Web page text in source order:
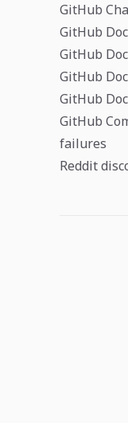
GitHub
GitHub
GitHub
GitHub
GitHub
GitHub
failures
Reddit